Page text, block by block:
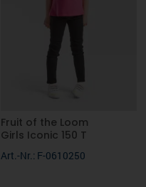
Fruit of the Loom
Girls Iconic 150 T
Art.-Nr.: F-0610250